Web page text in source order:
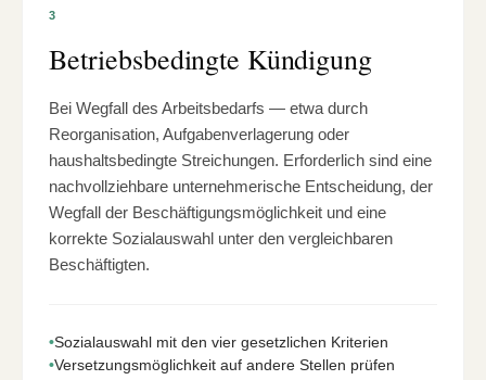
3
Betriebsbedingte Kündigung
Bei Wegfall des Arbeitsbedarfs — etwa durch
Reorganisation, Aufgabenverlagerung oder
haushaltsbedingte Streichungen. Erforderlich sind eine
nachvollziehbare unternehmerische Entscheidung, der
Wegfall der Beschäftigungsmöglichkeit und eine
korrekte Sozialauswahl unter den vergleichbaren
Beschäftigten.
•Sozialauswahl mit den vier gesetzlichen Kriterien
•Versetzungsmöglichkeit auf andere Stellen prüfen